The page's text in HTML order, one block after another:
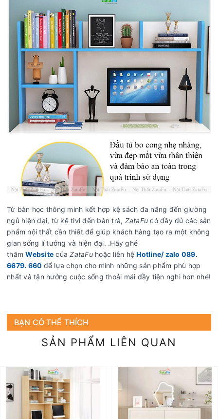
Từ bàn học thông minh kết hợp kệ sách đa năng đến giường
ngủ hiện đại, từ kệ tivi đến bàn trà, ZataFu có đầy đủ các sản
phẩm nội thất cần thiết để giúp khách hàng tạo ra một không
gian sống lí tưởng và hiện đại. .Hãy ghé
thămWebsite củaZataFuhoặc liên hệHotline/ zalo 089.
6679. 660 để lựa chọn cho mình những sản phẩm phù hợp
nhất và tận hưởng cuộc sống thoải mái đầy tiện nghi hơn nhé!
BẠN CÓ THỂ THÍCH
SẢN PHẨM LIÊN QUAN